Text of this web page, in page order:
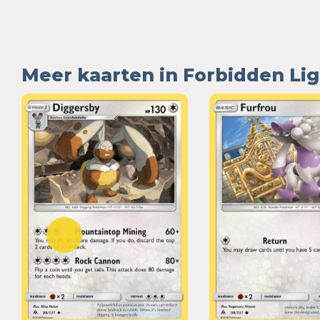
Meer kaarten in Forbidden